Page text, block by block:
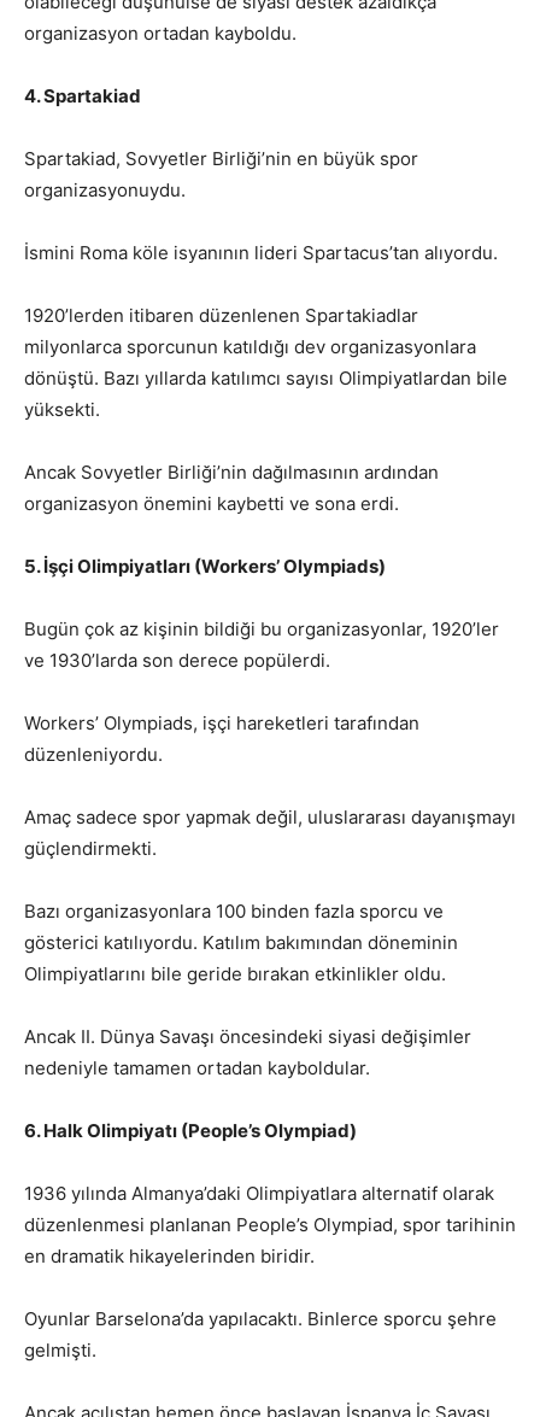
organizasyon ortadan kayboldu.
4. Spartakiad
Spartakiad, Sovyetler Birliği’nin en büyük spor
organizasyonuydu.
İsmini Roma köle isyanının lideri Spartacus’tan alıyordu.
1920’lerden itibaren düzenlenen Spartakiadlar
milyonlarca sporcunun katıldığı dev organizasyonlara
dönüştü. Bazı yıllarda katılımcı sayısı Olimpiyatlardan bile
yüksekti.
Ancak Sovyetler Birliği’nin dağılmasının ardından
organizasyon önemini kaybetti ve sona erdi.
5. İşçi Olimpiyatları (Workers’ Olympiads)
Bugün çok az kişinin bildiği bu organizasyonlar, 1920’ler
ve 1930’larda son derece popülerdi.
Workers’ Olympiads, işçi hareketleri tarafından
düzenleniyordu.
Amaç sadece spor yapmak değil, uluslararası dayanışmayı
güçlendirmekti.
Bazı organizasyonlara 100 binden fazla sporcu ve
gösterici katılıyordu. Katılım bakımından döneminin
Olimpiyatlarını bile geride bırakan etkinlikler oldu.
Ancak II. Dünya Savaşı öncesindeki siyasi değişimler
nedeniyle tamamen ortadan kayboldular.
6. Halk Olimpiyatı (People’s Olympiad)
1936 yılında Almanya’daki Olimpiyatlara alternatif olarak
düzenlenmesi planlanan People’s Olympiad, spor tarihinin
en dramatik hikayelerinden biridir.
Oyunlar Barselona’da yapılacaktı. Binlerce sporcu şehre
gelmişti.